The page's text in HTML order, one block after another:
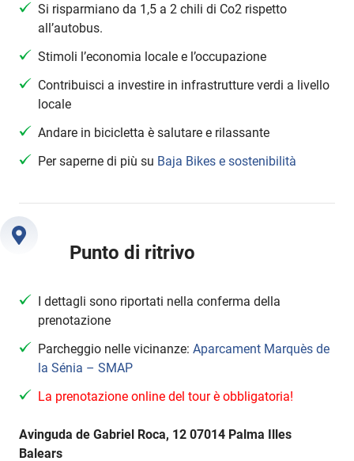
Si risparmiano da 1,5 a 2 chili di Co2 rispetto
all’autobus.
Stimoli l’economia locale e l’occupazione
Contribuisci a investire in infrastrutture verdi a livello
locale
Andare in bicicletta è salutare e rilassante
Per saperne di più su Baja Bikes e sostenibilità
Punto di ritrivo
I dettagli sono riportati nella conferma della
prenotazione
Parcheggio nelle vicinanze: Aparcament Marquès de
la Sénia – SMAP
La prenotazione online del tour è obbligatoria!
Avinguda de Gabriel Roca, 12 07014 Palma Illes
Balears